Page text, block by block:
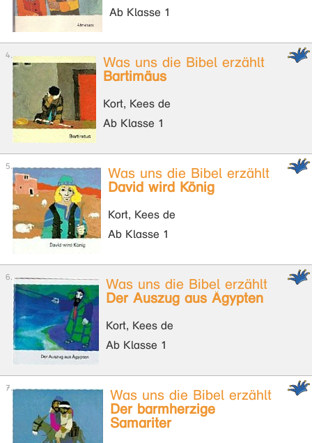
Ab Klasse 1
Was uns die Bibel erzählt
Bartimäus
Kort, Kees de
Ab Klasse 1
Was uns die Bibel erzählt
David wird König
Kort, Kees de
Ab Klasse 1
Was uns die Bibel erzählt
Der Auszug aus Ägypten
Kort, Kees de
Ab Klasse 1
Was uns die Bibel erzählt
Der barmherzige
Samariter